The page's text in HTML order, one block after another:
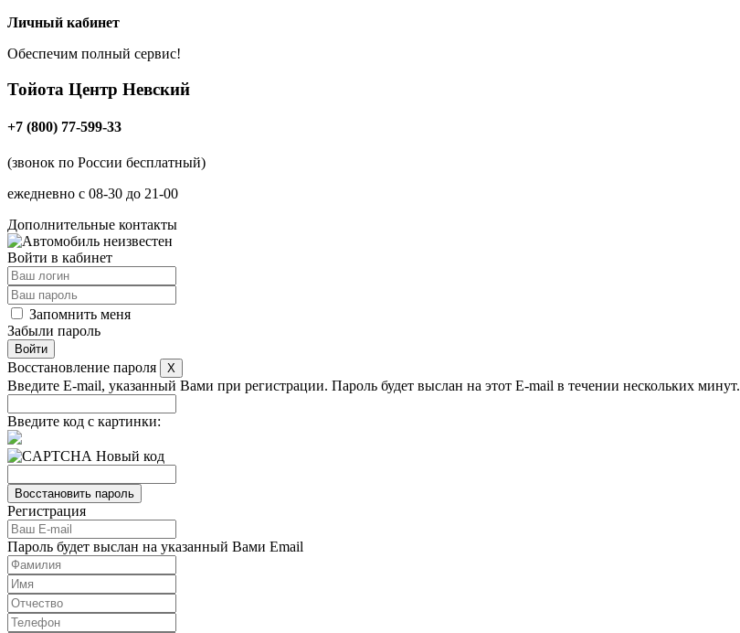
Личный кабинет
Обеспечим полный сервис!
Тойота Центр Невский
+7 (800) 77-599-33
(звонок по России бесплатный)
ежедневно с 08-30 до 21-00
Дополнительные контакты
Войти в кабинет
Запомнить меня
Забыли пароль
Восстановление пароля X
Введите E-mail, указанный Вами при регистрации. Пароль будет выслан на этот E-mail в течении нескольких минут.
Введите код с картинки:
Новый код
Регистрация
Пароль будет выслан на указанный Вами Email